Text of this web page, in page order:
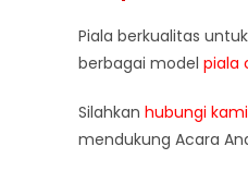
Piala berkualitas
berbagai model piala
Silahkan hubungi kami
mendukung Acara